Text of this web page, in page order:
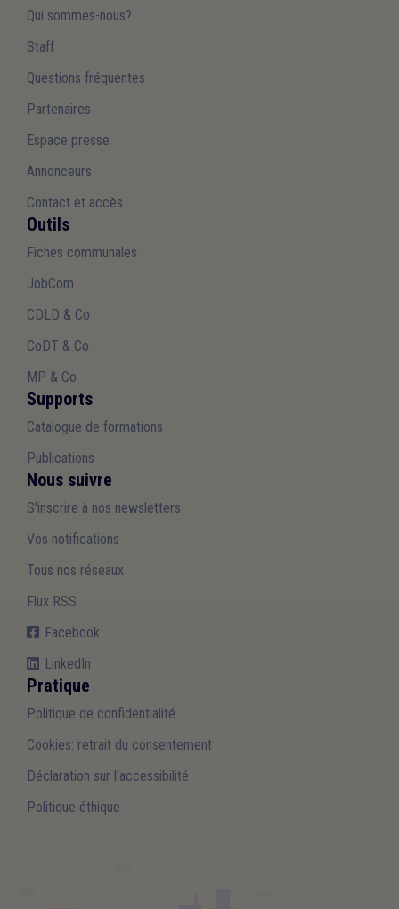
Qui sommes-nous?
Staff
Questions fréquentes
Partenaires
Espace presse
Annonceurs
Contact et accès
Outils
Fiches communales
JobCom
CDLD & Co
CoDT & Co
MP & Co
Supports
Catalogue de formations
Publications
Nous suivre
S'inscrire à nos newsletters
Vos notifications
Tous nos réseaux
Flux RSS
Facebook
LinkedIn
Pratique
Politique de confidentialité
Cookies: retrait du consentement
Déclaration sur l'accessibilité
Politique éthique